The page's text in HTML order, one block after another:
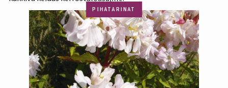
PIHATARINAT